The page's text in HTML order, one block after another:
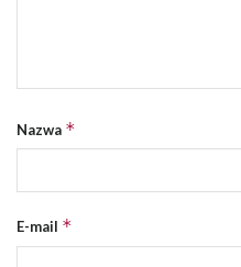
Nazwa *
E-mail *